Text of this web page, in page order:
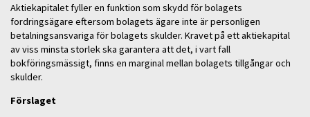
Aktiekapitalet fyller en funktion som skydd för bolagets
fordringsägare eftersom bolagets ägare inte är personligen
betalningsansvariga för bolagets skulder. Kravet på ett aktiekapital
av viss minsta storlek ska garantera att det, i vart fall
bokföringsmässigt, finns en marginal mellan bolagets tillgångar och
skulder.
Förslaget